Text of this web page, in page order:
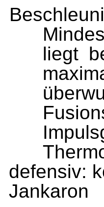
liegt
defensiv:
Jankaron